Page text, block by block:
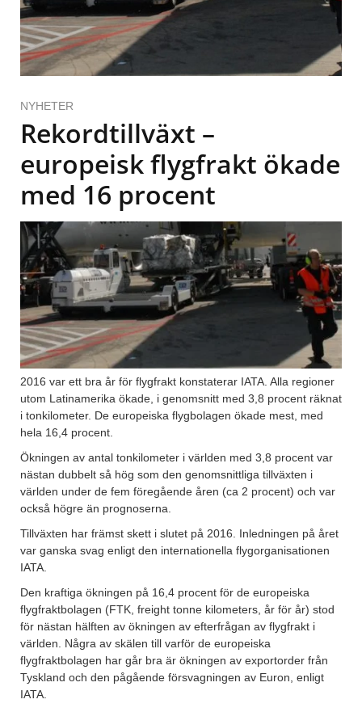
NYHETER
Rekordtillväxt –
europeisk flygfrakt ökade
med 16 procent
2016 var ett bra år för flygfrakt konstaterar IATA. Alla regioner
utom Latinamerika ökade, i genomsnitt med 3,8 procent räknat
i tonkilometer. De europeiska flygbolagen ökade mest, med
hela 16,4 procent.
Ökningen av antal tonkilometer i världen med 3,8 procent var
nästan dubbelt så hög som den genomsnittliga tillväxten i
världen under de fem föregående åren (ca 2 procent) och var
också högre än prognoserna.
Tillväxten har främst skett i slutet på 2016. Inledningen på året
var ganska svag enligt den internationella flygorganisationen
IATA.
Den kraftiga ökningen på 16,4 procent för de europeiska
flygfraktbolagen (FTK, freight tonne kilometers, år för år) stod
för nästan hälften av ökningen av efterfrågan av flygfrakt i
världen. Några av skälen till varför de europeiska
flygfraktbolagen har går bra är ökningen av exportorder från
Tyskland och den pågående försvagningen av Euron, enligt
IATA.